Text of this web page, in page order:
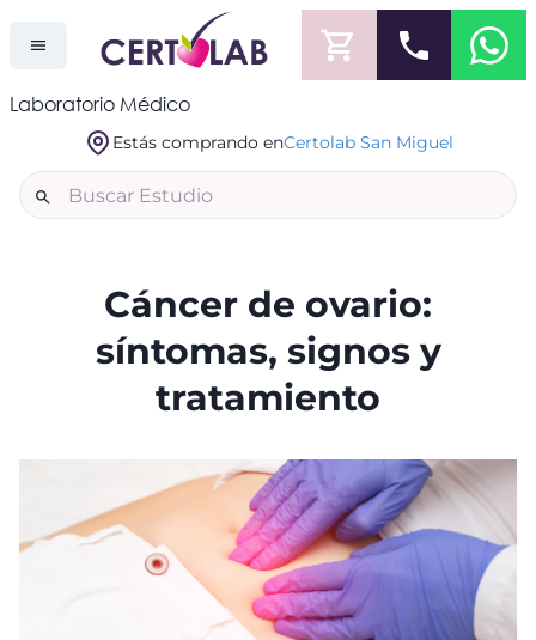
Laboratorio Médico
Estás comprando enCertolab San Miguel
Cáncer de ovario:
síntomas, signos y
tratamiento